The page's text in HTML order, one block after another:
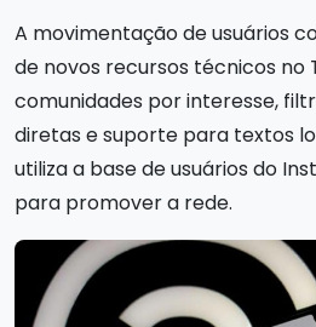
A movimentação de usuários
de novos recursos técnicos no
comunidades por interesse,
diretas e suporte para textos
utiliza a base de usuários do
para promover a rede.